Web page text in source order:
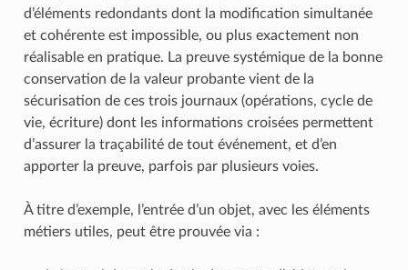
d’éléments redondants dont la modification simultanée
et cohérente est impossible, ou plus exactement non
réalisable en pratique. La preuve systémique de la bonne
conservation de la valeur probante vient de la
sécurisation de ces trois journaux (opérations, cycle de
vie, écriture) dont les informations croisées permettent
d’assurer la traçabilité de tout événement, et d’en
apporter la preuve, parfois par plusieurs voies.
À titre d’exemple, l’entrée d’un objet, avec les éléments
métiers utiles, peut être prouvée via :